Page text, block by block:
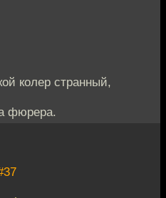
колер странный,
фюрера.